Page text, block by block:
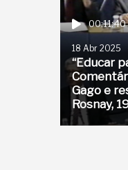
00:11:40
18 Abr 2025
“Educar
Gago e
Rosnay,